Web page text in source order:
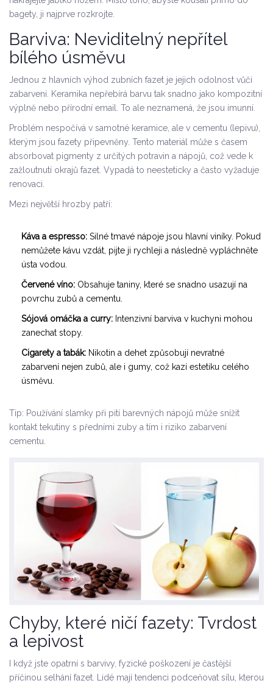
bagety, ji najprve rozkrojte.
Barviva: Neviditelný nepřítel
bílého úsměvu
Jednou z hlavních výhod zubních fazet je jejich odolnost vůči
zabarvení. Keramika nepřebírá barvu tak snadno jako kompozitní
výplně nebo přírodní email. To ale neznamená, že jsou imunní.
Problém nespočívá v samotné keramice, ale v cementu (lepivu),
kterým jsou fazety připevněny. Tento materiál může s časem
absorbovat pigmenty z určitých potravin a nápojů, což vede k
zažloutnutí okrajů fazet. Vypadá to neesteticky a často vyžaduje
renovaci.
Mezi největší hrozby patří:
Káva a espresso: Silné tmavé nápoje jsou hlavní viníky. Pokud
nemůžete kávu vzdát, pijte ji rychleji a následně vypláchněte
ústa vodou.
Červené víno: Obsahuje taniny, které se snadno usazují na
povrchu zubů a cementu.
Sójová omáčka a curry: Intenzivní barviva v kuchyni mohou
zanechat stopy.
Cigarety a tabák: Nikotin a dehet způsobují nevratné
zabarvení nejen zubů, ale i gumy, což kazí estetiku celého
úsměvu.
Tip: Používání slamky při pití barevných nápojů může snížit
kontakt tekutiny s předními zuby a tím i riziko zabarvení
cementu.
Chyby, které ničí fazety: Tvrdost
a lepivost
I když jste opatrní s barvivy, fyzické poškození je častější
příčinou selhání fazet. Lidé mají tendenci podceňovat sílu, kterou